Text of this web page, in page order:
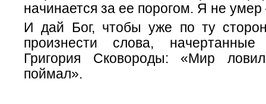
начинается за ее порогом. Я не
И дай Бог, чтобы уже по ту
произнести слова,
Григория Сковороды: «Мир
поймал».